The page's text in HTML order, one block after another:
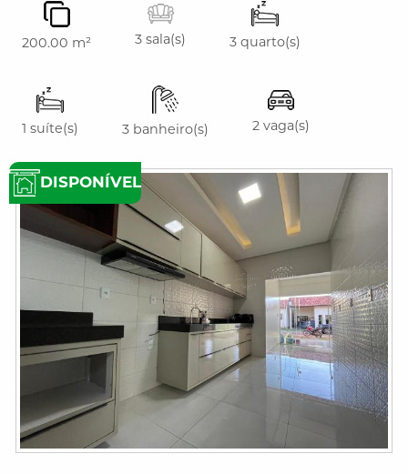
200.00 m² 3 sala(s) 3 quarto(s)
1 suíte(s) 3 banheiro(s) 2 vaga(s)
DISPONÍVEL